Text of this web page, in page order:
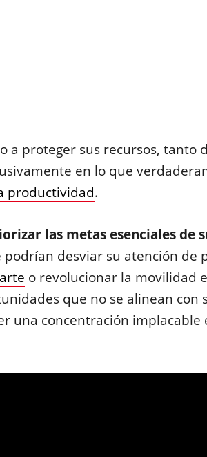
a proteger sus recursos, tanto
en lo que
productividad.
las metas esenciales de
desviar su atención de
o revolucionar la movilidad
que no se alinean con
una concentración implacable